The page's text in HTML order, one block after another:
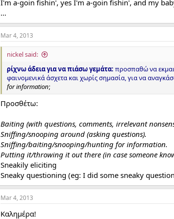
I'm a-goin fishin', yes I'm a-goin fishin', and my
...
Mar 4, 2013
nickel said:
ρίχνω άδεια για να πιάσω γεμάτα: προσπαθώ να
φαινομενικά άσχετα και χωρίς σημασία, για να
for information;
Προσθέτω:
Baiting (with questions, comments, irrelevant
Sniffing/snooping around (asking questions).
Sniffing/baiting/snooping/hunting for information.
Putting it/throwing it out there (in case someone
Sneakily eliciting
Sneaky questioning (eg: I did some sneaky
Mar 4, 2013
Καλημέρα!